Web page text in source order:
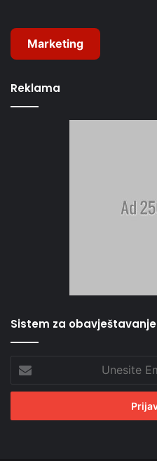
Marketing
Reklama
Sistem za obavještavanje
Email
adresu